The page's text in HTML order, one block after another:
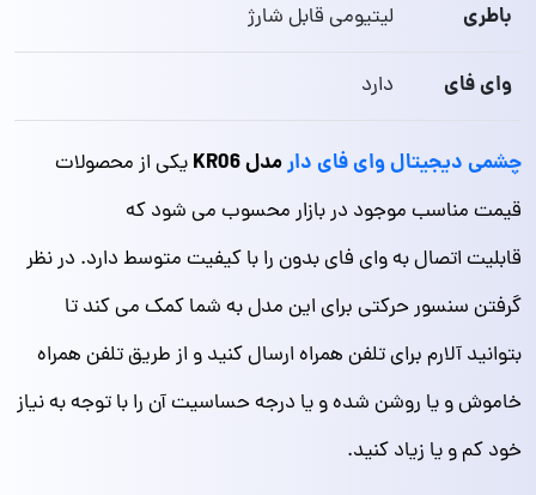
باطری لیتیومی قابل شارژ
وای فای دارد
چشمی دیجیتال وای فای دارمدل KR06
یکی از محصولات
قیمت مناسب موجود در بازار محسوب می شود که
قابلیت اتصال به وای فای بدون را با کیفیت متوسط دارد. در نظر
گرفتن سنسور حرکتی برای این مدل به شما کمک می کند تا
بتوانید آلارم برای تلفن همراه ارسال کنید و از طریق تلفن همراه
خاموش و یا روشن شده و یا درجه حساسیت آن را با توجه به نیاز
خود کم و یا زیاد کنید.